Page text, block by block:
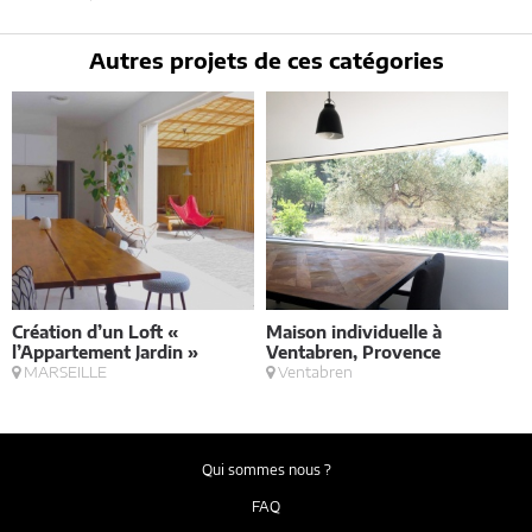
Autres projets de ces catégories
Création d’un Loft «
l’Appartement Jardin »
MARSEILLE
Maison individuelle à
Ventabren, Provence
Ventabren
Qui sommes nous ?
FAQ